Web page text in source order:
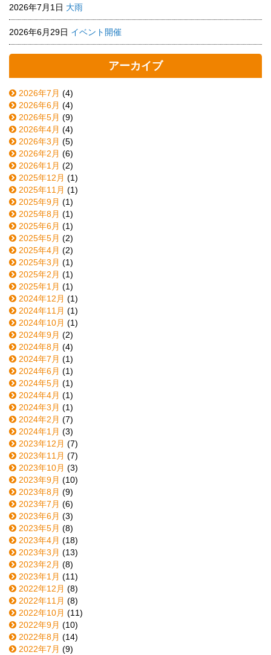
2026年7月1日 大雨
2026年6月29日 イベント開催
アーカイブ
2026年7月 (4)
2026年6月 (4)
2026年5月 (9)
2026年4月 (4)
2026年3月 (5)
2026年2月 (6)
2026年1月 (2)
2025年12月 (1)
2025年11月 (1)
2025年9月 (1)
2025年8月 (1)
2025年6月 (1)
2025年5月 (2)
2025年4月 (2)
2025年3月 (1)
2025年2月 (1)
2025年1月 (1)
2024年12月 (1)
2024年11月 (1)
2024年10月 (1)
2024年9月 (2)
2024年8月 (4)
2024年7月 (1)
2024年6月 (1)
2024年5月 (1)
2024年4月 (1)
2024年3月 (1)
2024年2月 (7)
2024年1月 (3)
2023年12月 (7)
2023年11月 (7)
2023年10月 (3)
2023年9月 (10)
2023年8月 (9)
2023年7月 (6)
2023年6月 (3)
2023年5月 (8)
2023年4月 (18)
2023年3月 (13)
2023年2月 (8)
2023年1月 (11)
2022年12月 (8)
2022年11月 (8)
2022年10月 (11)
2022年9月 (10)
2022年8月 (14)
2022年7月 (9)